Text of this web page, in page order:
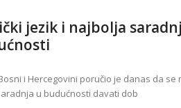
jezik i najbolja
i Hercegovini poručio je danas da se
u budućnosti davati dob